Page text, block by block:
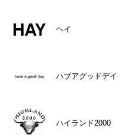
ヘイ
ハブアグッドデイ
ハイランド2000